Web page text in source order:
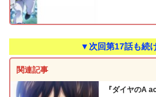
▼次回第17話も続
関連記事
『ダイヤのA